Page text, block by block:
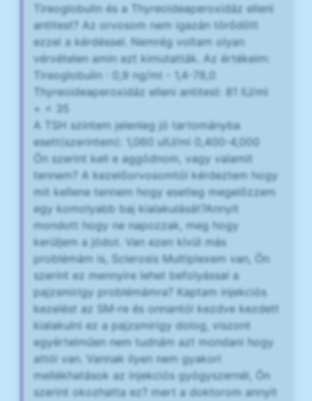
Tireoglobulin és a Thyreoideaperoxidáz elleni
antitest? Az orvosom nem igazán törődött
ezzel a kérdéssel. Nemrég voltam olyan
vérvételen amin ezt kimutatták. Az értékeim:
Tireoglobulin : 0,9 ng/ml - 1,4-78,0
Thyreoideaperoxidáz elleni antitest: 81 IU/ml
+ < 35
A TSH szintem jelenleg jó tartományba
esett(szerintem): 1,060 uIU/ml 0,400-4,000
Ön szerint kell e aggódnom, vagy valamit
tennem? A kezelőorvosomtól kérdeztem hogy
mit kellene tennem hogy esetleg megelőzzem
egy komolyabb baj kialakulását?Annyit
mondott hogy ne napozzak, meg hogy
kerüljem a jódot. Van ezen kívül más
problémám is, Sclerosis Multiplexem van, Ön
szerint ez mennyire lehet befolyással a
pajzsmirigy problémámra? Kaptam injekciós
kezelést az SM-re és onnantól kezdve kezdett
kialakulni ez a pajzsmirigy dolog, viszont
egyértelműen nem tudnám azt mondani hogy
attól van. Vannak ilyen nem gyakori
mellékhatások az injekciós gyógyszernél, Ön
szerint okozhatta ez? mert a doktorom annyit